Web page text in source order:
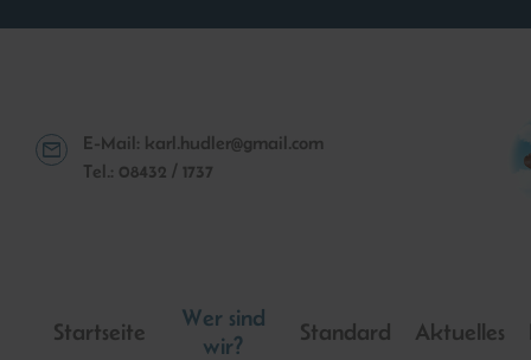
E-Mail: karl.hudler@gmail.com
Tel.: 08432 / 1737
Startseite
Wer sind
wir?
Standard Aktuelles